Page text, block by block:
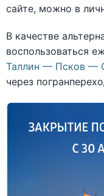
сайте, можно в
В качестве
воспользоваться
Таллин — Псков —
через